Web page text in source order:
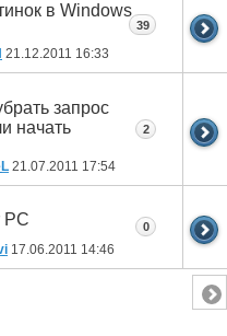
в Windows
21.12.2011 16:33
39
запрос
начать
21.07.2011 17:54
2
PC
17.06.2011 14:46
0